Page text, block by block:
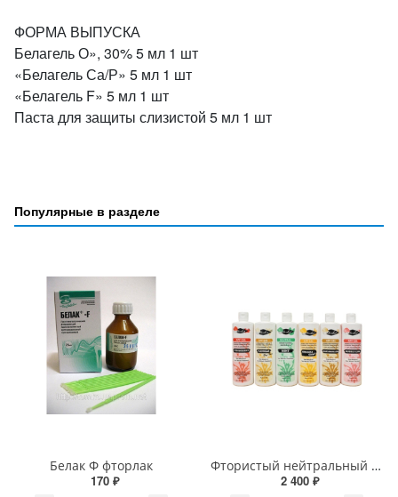
ФОРМА ВЫПУСКА
Белагель О», 30% 5 мл 1 шт
«Белагель Са/Р» 5 мл 1 шт
«Белагель F» 5 мл 1 шт
Паста для защиты слизистой 5 мл 1 шт
Популярные в разделе
Белак Ф фторлак
170 ₽
Фтористый нейтральный гель (NEUTRAL MINT) (2% фторид натрия, 480 мл)
2 400 ₽